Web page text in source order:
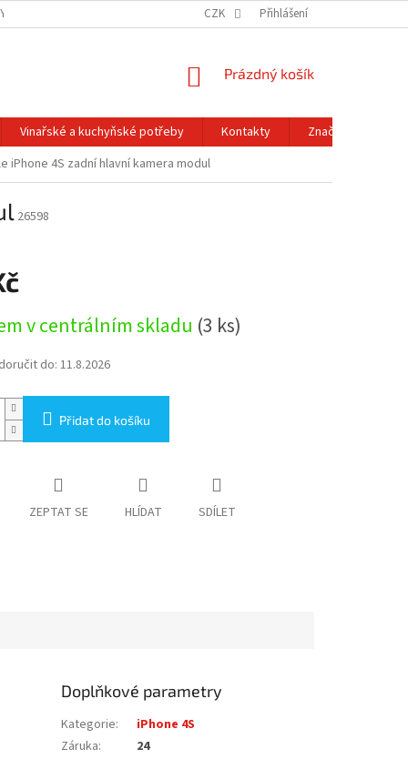
OCHRANY OSOBNÍCH ÚDAJŮ OBCHODNÍ PODMÍNKY
CZK Přihlášení
NÁKUPNÍ
Prázdný košík
Vinařské a kuchyňské potřeby Kontakty
Značky
iPhone 4S zadní hlavní kamera modul
26598
v centrálním skladu (3 ks)
do: 11.8.2026
Přidat do košíku
ZEPTAT SE HLÍDAT SDÍLET
Doplňkové parametry
Kategorie:
iPhone 4S
Záruka:
24